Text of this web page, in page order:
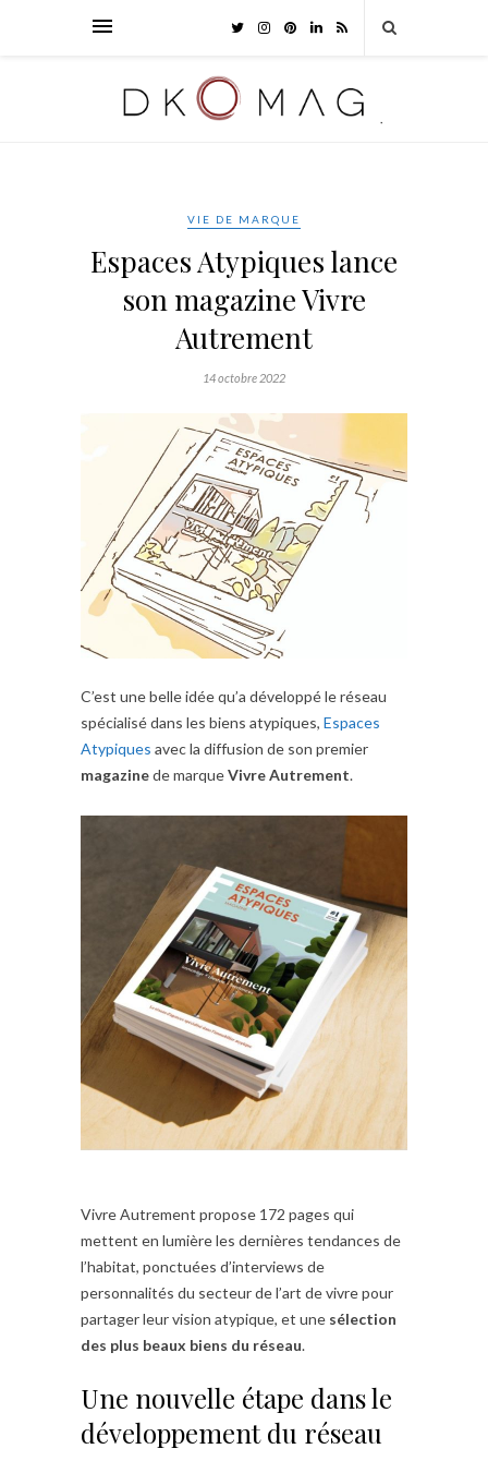
VIE DE MARQUE
Espaces Atypiques lance
son magazine Vivre
Autrement
14 octobre 2022
C’est une belle idée qu’a développé le réseau
spécialisé dans les biens atypiques, Espaces
Atypiques avec la diffusion de son premier
magazinede marqueVivre Autrement.
Vivre Autrement propose 172 pages qui
mettent en lumière les dernières tendances de
l’habitat, ponctuées d’interviews de
personnalités du secteur de l’art de vivre pour
partager leur vision atypique, et une sélection
des plus beaux biens du réseau.
Une nouvelle étape dans le
développement du réseau